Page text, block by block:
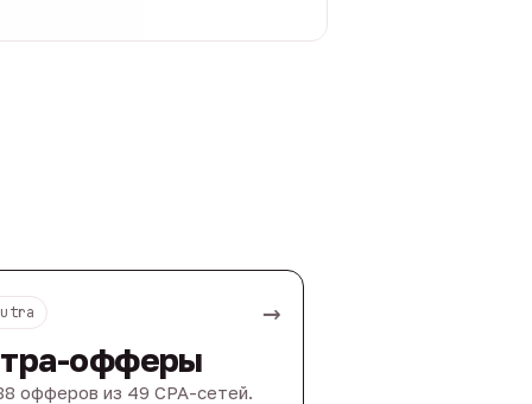
→
офферы
офферов из 49 CPA-сетей.